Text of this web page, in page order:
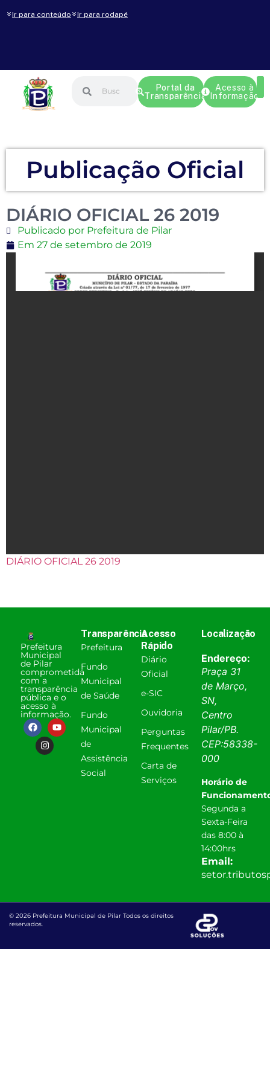
Ir para conteúdo Ir para rodapé
Portal da
Transparência
Acesso à
Informação
Publicação Oficial
DIÁRIO OFICIAL 26 2019
Publicado por Prefeitura de Pilar
Em 27 de setembro de 2019
DIÁRIO OFICIAL 26 2019
Prefeitura
Municipal
de Pilar
comprometida
com a
transparência
pública e o
acesso à
informação.
Transparência
Prefeitura
Fundo
Municipal
de Saúde
Fundo
Municipal
de
Assistência
Social
Acesso
Rápido
Diário
Oficial
e-SIC
Ouvidoria
Perguntas
Frequentes
Carta de
Serviços
Localização
Endereço:
Praça 31
de Março,
SN,
Centro
Pilar/PB.
CEP:58338-
000
Horário de
Segunda a
Sexta-Feira
das 8:00 à
14:00hrs
Email:
© 2026 Prefeitura Municipal de Pilar Todos os direitos
reservados.